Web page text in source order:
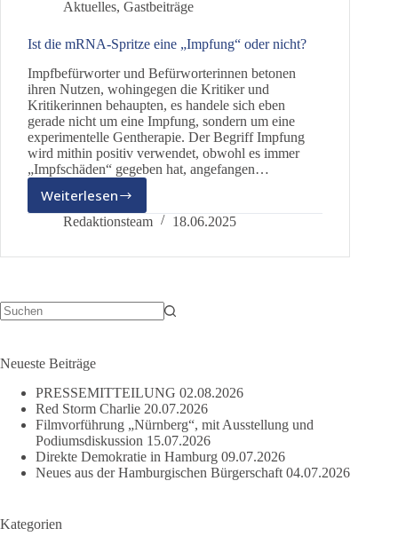
Aktuelles, Gastbeiträge
Ist die mRNA-Spritze eine „Impfung“ oder nicht?
Impfbefürworter und Befürworterinnen betonen
ihren Nutzen, wohingegen die Kritiker und
Kritikerinnen behaupten, es handele sich eben
gerade nicht um eine Impfung, sondern um eine
experimentelle Gentherapie. Der Begriff Impfung
wird mithin positiv verwendet, obwohl es immer
„Impfschäden“ gegeben hat, angefangen…
Weiterlesen
Ist
die
Spritze
Redaktionsteam 18.06.2025
Neueste Beiträge
PRESSEMITTEILUNG 02.08.2026
Red Storm Charlie 20.07.2026
Filmvorführung „Nürnberg“, mit Ausstellung und
Podiumsdiskussion 15.07.2026
Direkte Demokratie in Hamburg 09.07.2026
Neues aus der Hamburgischen Bürgerschaft 04.07.2026
Kategorien